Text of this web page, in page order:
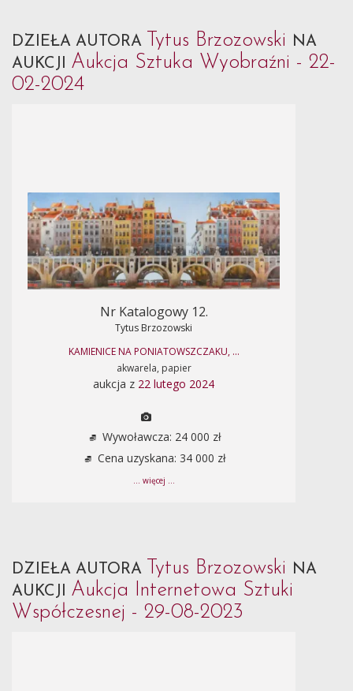
DZIEŁA AUTORA Tytus Brzozowski NA
AUKCJI Aukcja Sztuka Wyobraźni - 22-
02-2024
Nr Katalogowy 12.
Tytus Brzozowski
KAMIENICE NA PONIATOWSZCZAKU, ...
akwarela, papier
aukcja z 22 lutego 2024
Wywoławcza: 24 000 zł
Cena uzyskana: 34 000 zł
... więcej ...
DZIEŁA AUTORA Tytus Brzozowski NA
AUKCJI Aukcja Internetowa Sztuki
Współczesnej - 29-08-2023